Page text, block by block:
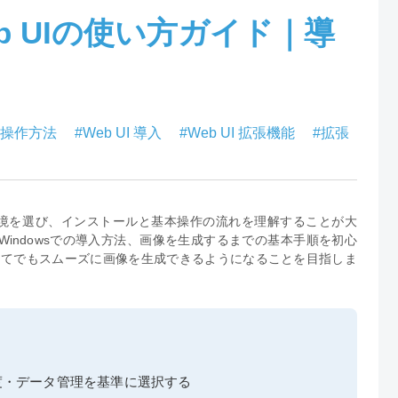
の使い方ガイド｜導
作方法 #Web UI 導入 #Web UI 拡張機能 #拡張
選び、インストールと基本操作の流れを理解することが大
での導入方法、画像を生成するまでの基本手順を初心
でもスムーズに画像を生成できるようになることを目指しま
データ管理を基準に選択する